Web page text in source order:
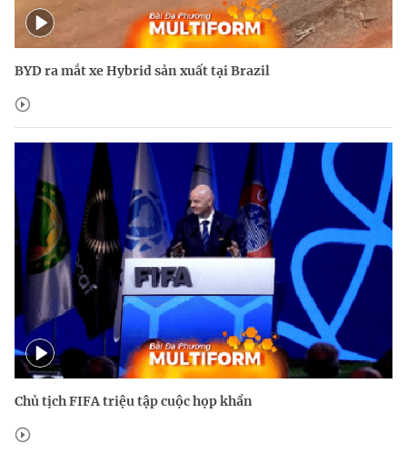
BYD ra mắt xe Hybrid sản xuất tại Brazil
Chủ tịch FIFA triệu tập cuộc họp khẩn